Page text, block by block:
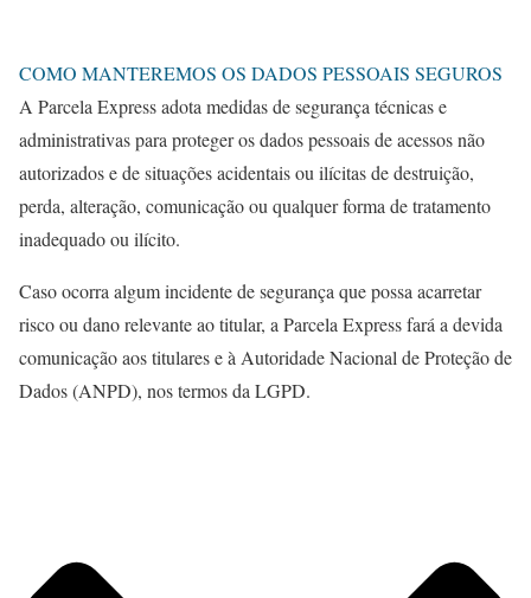
COMO MANTEREMOS OS DADOS PESSOAIS SEGUROS
A Parcela Express adota medidas de segurança técnicas e
administrativas para proteger os dados pessoais de acessos não
autorizados e de situações acidentais ou ilícitas de destruição,
perda, alteração, comunicação ou qualquer forma de tratamento
inadequado ou ilícito.
Caso ocorra algum incidente de segurança que possa acarretar
risco ou dano relevante ao titular, a Parcela Express fará a devida
comunicação aos titulares e à Autoridade Nacional de Proteção de
Dados (ANPD), nos termos da LGPD.